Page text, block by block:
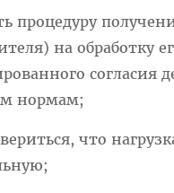
процедуру
на обработку
согласия
нормам;
что